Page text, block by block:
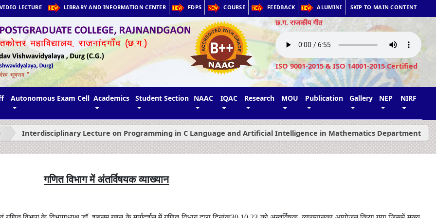
VIDEO LECTURE LIBRARY AND INFORMATION CENTER FDPS COURSE FEEDBACK ALUMINI SKIP TO MAIN CONTENT
छ.ग. राजकीय गीत
ISO 9001-2015 & ISO 14001-2015 Certified
Autonomous Exam Cell Academics Student Section NAAC IQAC Research MOU Publication Gallery NEP NIRF
Interdisciplinary Lecture on Programming in C Language and Artificial Intelligence in Mathematics Department
गणित विभाग में अंतर्विषयक व्याख्यान